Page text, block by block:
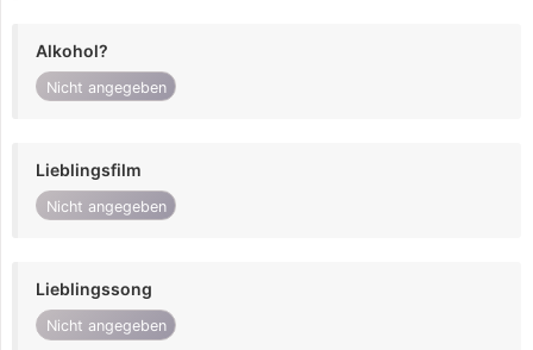
Alkohol?
Nicht angegeben
Lieblingsfilm
Nicht angegeben
Lieblingssong
Nicht angegeben